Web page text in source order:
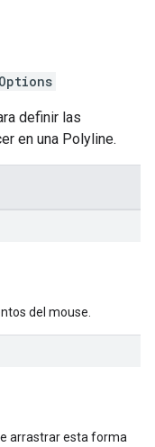
definir las
en una Polyline.
del mouse.
arrastrar esta forma